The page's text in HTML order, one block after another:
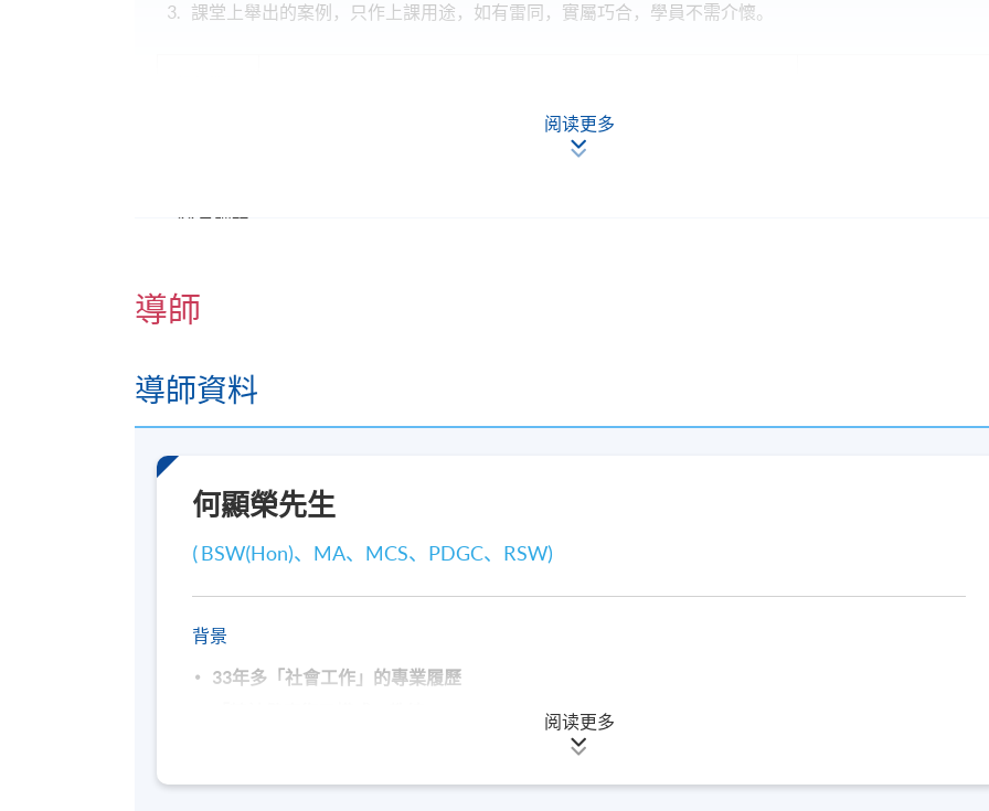
課堂上舉出的案例，只作上課用途，如有雷同，實屬巧合，學員不需介懷。
11月課程:
星期六 21/11 和 28/11, 2:00 PM – 5:30 PM, (每節3.5小時）
阅读更多
導師
導師資料
何顯榮先生
( BSW(Hon)、MA、MCS、PDGC、RSW)
背景
33年多「社會工作」的專業履歷
阅读更多